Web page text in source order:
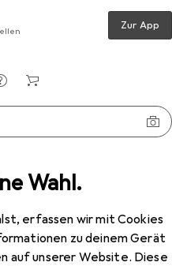
Wahl.
erfassen wir mit Cookies
zu deinem Gerät
auf unserer Website. Diese
Zur App
(22162)
Children's Bicycle - 20
- Weissrosa